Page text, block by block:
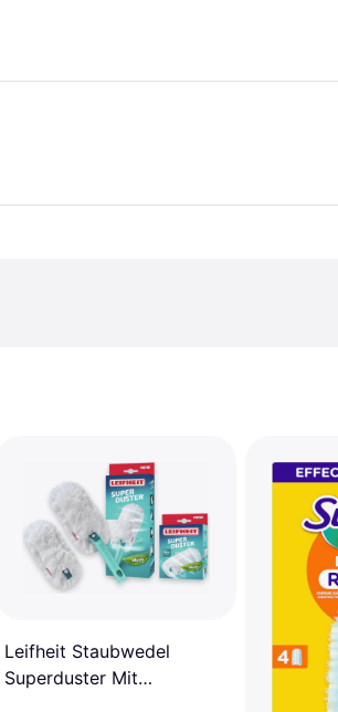
Leifheit Staubwedel
Superduster Mit